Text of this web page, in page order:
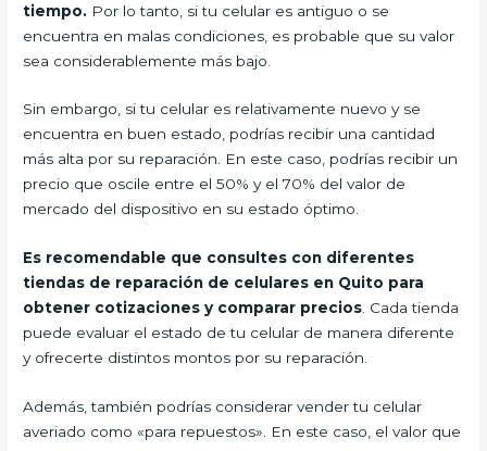
tiempo. Por lo tanto, si tu celular es antiguo o se
encuentra en malas condiciones, es probable que su valor
sea considerablemente más bajo.
Sin embargo, si tu celular es relativamente nuevo y se
encuentra en buen estado, podrías recibir una cantidad
más alta por su reparación. En este caso, podrías recibir un
precio que oscile entre el 50% y el 70% del valor de
mercado del dispositivo en su estado óptimo.
Es recomendable que consultes con diferentes
tiendas de reparación de celulares en Quito para
obtener cotizaciones y comparar precios. Cada tienda
puede evaluar el estado de tu celular de manera diferente
y ofrecerte distintos montos por su reparación.
Además, también podrías considerar vender tu celular
averiado como «para repuestos». En este caso, el valor que